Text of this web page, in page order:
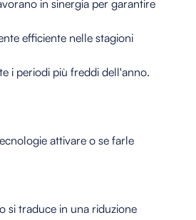
in sinergia per garantire
efficiente nelle stagioni
i periodi più freddi dell'anno.
attivare o se farle
si traduce in una riduzione